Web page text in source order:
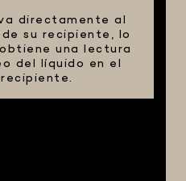
directamente al
su recipiente, lo
una lectura
del líquido en el